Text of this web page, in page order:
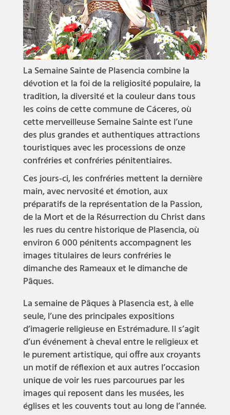
La Semaine Sainte de Plasencia combine la
dévotion et la foi de la religiosité populaire, la
tradition, la diversité et la couleur dans tous
les coins de cette commune de Cáceres, où
cette merveilleuse Semaine Sainte est l’une
des plus grandes et authentiques attractions
touristiques avec les processions de onze
confréries et confréries pénitentiaires.
Ces jours-ci, les confréries mettent la dernière
main, avec nervosité et émotion, aux
préparatifs de la représentation de la Passion,
de la Mort et de la Résurrection du Christ dans
les rues du centre historique de Plasencia, où
environ 6 000 pénitents accompagnent les
images titulaires de leurs confréries le
dimanche des Rameaux et le dimanche de
Pâques.
La semaine de Pâques à Plasencia est, à elle
seule, l’une des principales expositions
d’imagerie religieuse en Estrémadure. Il s’agit
d’un événement à cheval entre le religieux et
le purement artistique, qui offre aux croyants
un motif de réflexion et aux autres l’occasion
unique de voir les rues parcourues par les
images qui reposent dans les musées, les
églises et les couvents tout au long de l’année.